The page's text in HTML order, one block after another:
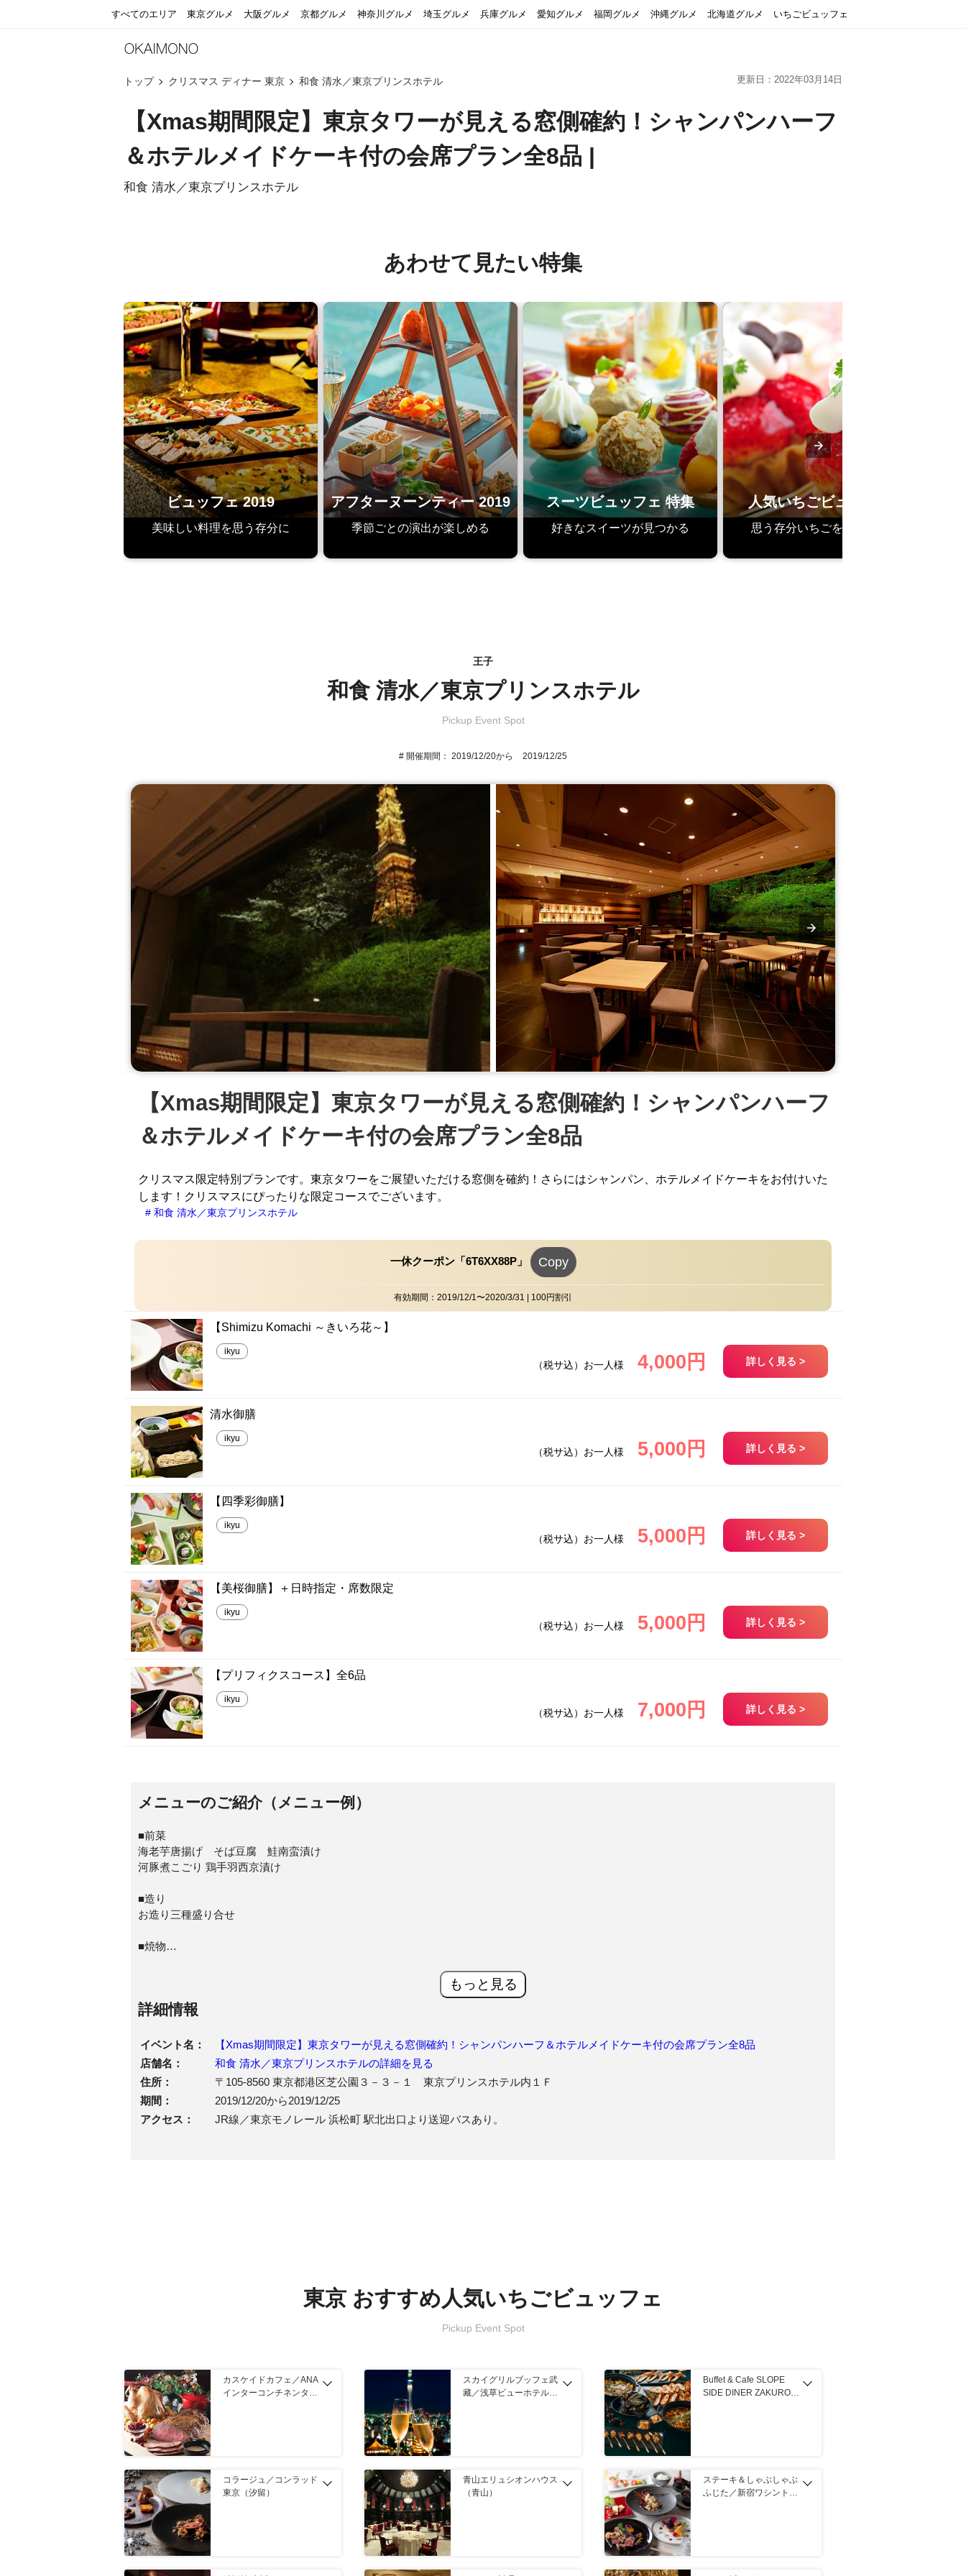
すべてのエリア 東京グルメ 大阪グルメ 京都グルメ 神奈川グルメ 埼玉グルメ 兵庫グルメ 愛知グルメ 福岡グルメ 沖縄グルメ 北海道グルメ いちごビュッフェ
トップ クリスマス ディナー 東京 和食 清水／東京プリンスホテル 更新日：2022年03月14日
【Xmas期間限定】東京タワーが見える窓側確約！シャンパンハーフ
＆ホテルメイドケーキ付の会席プラン全8品 |
和食 清水／東京プリンスホテル
あわせて見たい特集
ビュッフェ 2019
美味しい料理を思う存分に
アフターヌーンティー 2019
季節ごとの演出が楽しめる
スーツビュッフェ 特集
好きなスイーツが見つかる
人気いちごビュッフェ
思う存分いちごを楽しめる
王子
和食 清水／東京プリンスホテル
# 開催期間： 2019/12/20から 2019/12/25
【Xmas期間限定】東京タワーが見える窓側確約！シャンパンハーフ
＆ホテルメイドケーキ付の会席プラン全8品
クリスマス限定特別プランです。東京タワーをご展望いただける窓側を確約！さらにはシャンパン、ホテルメイドケーキをお付けいた
します！クリスマスにぴったりな限定コースでございます。
# 和食 清水／東京プリンスホテル
一休クーポン「6T6XX88P」
有効期間：2019/12/1〜2020/3/31 | 100円割引
【Shimizu Komachi ～きいろ花～】
ikyu
（税サ込）お一人様 4,000円 詳しく見る >
清水御膳
ikyu
（税サ込）お一人様 5,000円 詳しく見る >
【四季彩御膳】
ikyu
（税サ込）お一人様 5,000円 詳しく見る >
【美桜御膳】＋日時指定・席数限定
ikyu
（税サ込）お一人様 5,000円 詳しく見る >
【プリフィクスコース】全6品
ikyu
（税サ込）お一人様 7,000円 詳しく見る >
メニューのご紹介（メニュー例）
■前菜
海老芋唐揚げ そば豆腐 鮭南蛮漬け
河豚煮こごり 鶏手羽西京漬け
■造り
お造り三種盛り合せ
■焼物
■合肴
■蒸し物
河豚ちり蒸し
巻白菜 豆腐 椎茸
■強肴
もっと見る
詳細情報
イベント名：
【Xmas期間限定】東京タワーが見える窓側確約！シャンパンハーフ＆ホテルメイドケーキ付の会席プラン全8品
店舗名：
和食 清水／東京プリンスホテルの詳細を見る
住所：
〒105-8560 東京都港区芝公園３－３－１ 東京プリンスホテル内１Ｆ
期間：
2019/12/20から2019/12/25
アクセス：
JR線／東京モノレール 浜松町 駅北出口より送迎バスあり。
東京 おすすめ人気いちごビュッフェ
カスケイドカフェ／ANA
インターコンチネンタル
スカイグリルブッフェ武
藏／浅草ビューホテル
Buffet & Cafe SLOPE
SIDE DINER ZAKURO／
コラージュ／コンラッド
東京（汐留）
青山エリュシオンハウス
（青山）
ステーキ＆しゃぶしゃぶ
ふじた／新宿ワシントン